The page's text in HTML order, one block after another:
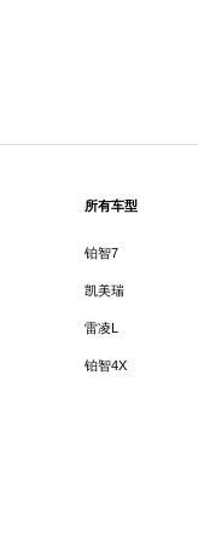
所有车型
铂智7
凯美瑞
雷凌L
铂智4X